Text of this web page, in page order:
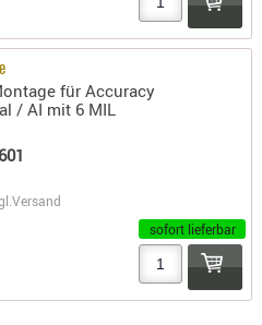
für Accuracy
/ AI mit 6 MIL
Versand
sofort lieferbar